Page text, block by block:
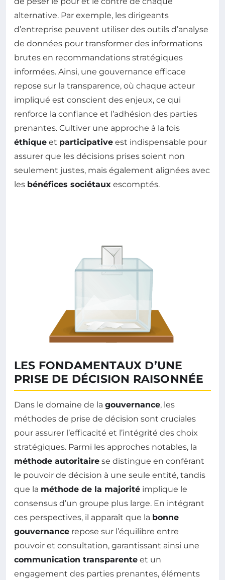
alternative. Par exemple, les dirigeants
d’entreprise peuvent utiliser des outils d’analyse
de données pour transformer des informations
brutes en recommandations stratégiques
informées. Ainsi, une gouvernance efficace
repose sur la transparence, où chaque acteur
impliqué est conscient des enjeux, ce qui
renforce la confiance et l’adhésion des parties
prenantes. Cultiver une approche à la fois
éthique et participative est indispensable pour
assurer que les décisions prises soient non
seulement justes, mais également alignées avec
les bénéfices sociétaux escomptés.
LES FONDAMENTAUX D’UNE
PRISE DE DÉCISION RAISONNÉE
Dans le domaine de la gouvernance, les
méthodes de prise de décision sont cruciales
pour assurer l’efficacité et l’intégrité des choix
stratégiques. Parmi les approches notables, la
méthode autoritaire se distingue en conférant
le pouvoir de décision à une seule entité, tandis
que la méthode de la majorité implique le
consensus d’un groupe plus large. En intégrant
ces perspectives, il apparaît que la bonne
gouvernance repose sur l’équilibre entre
pouvoir et consultation, garantissant ainsi une
communication transparente et un
engagement des parties prenantes, éléments